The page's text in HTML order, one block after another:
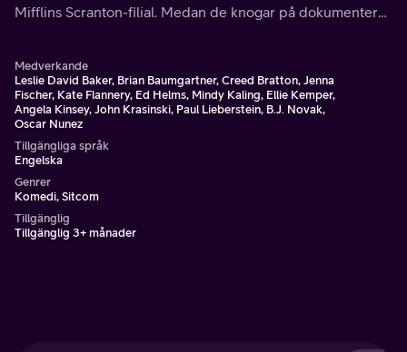
Mifflins Scranton-filial. Medan de knogar på dokumenteras
Medverkande
Leslie David Baker, Brian Baumgartner, Creed Bratton, Jenna
Fischer, Kate Flannery, Ed Helms, Mindy Kaling, Ellie Kemper,
Angela Kinsey, John Krasinski, Paul Lieberstein, B.J. Novak,
Oscar Nunez
Tillgängliga språk
Engelska
Genrer
Komedi, Sitcom
Tillgänglig
Tillgänglig 3+ månader